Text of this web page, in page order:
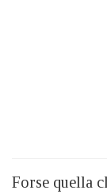
Forse quella